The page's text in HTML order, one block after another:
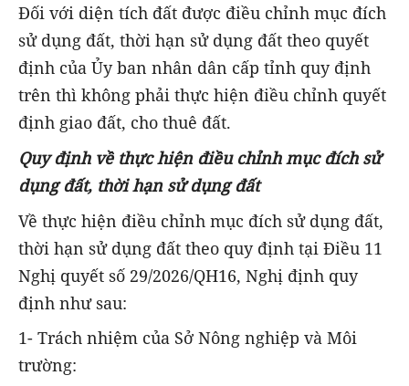
Đối với diện tích đất được điều chỉnh mục đích
sử dụng đất, thời hạn sử dụng đất theo quyết
định của Ủy ban nhân dân cấp tỉnh quy định
trên thì không phải thực hiện điều chỉnh quyết
định giao đất, cho thuê đất.
Quy định về thực hiện điều chỉnh mục đích sử
dụng đất, thời hạn sử dụng đất
Về thực hiện điều chỉnh mục đích sử dụng đất,
thời hạn sử dụng đất theo quy định tại Điều 11
Nghị quyết số 29/2026/QH16, Nghị định quy
định như sau:
1- Trách nhiệm của Sở Nông nghiệp và Môi
trường: